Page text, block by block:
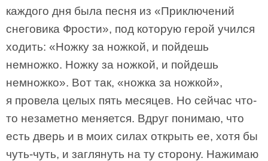
каждого дня была песня из «Приключений
снеговика Фрости», под которую герой учился
ходить: «Ножку за ножкой, и пойдешь
немножко. Ножку за ножкой, и пойдешь
немножко». Вот так, «ножка за ножкой»,
я провела целых пять месяцев. Но сейчас что-
то незаметно меняется. Вдруг понимаю, что
есть дверь и в моих силах открыть ее, хотя бы
чуть-чуть, и заглянуть на ту сторону. Нажимаю